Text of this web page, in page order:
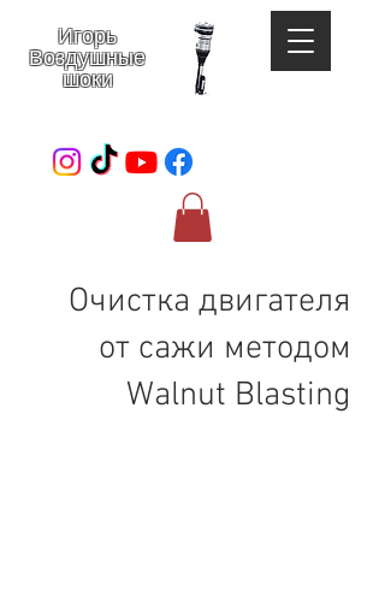
Игорь
Воздушные
шоки
Очистка двигателя
от сажи методом
Walnut Blasting